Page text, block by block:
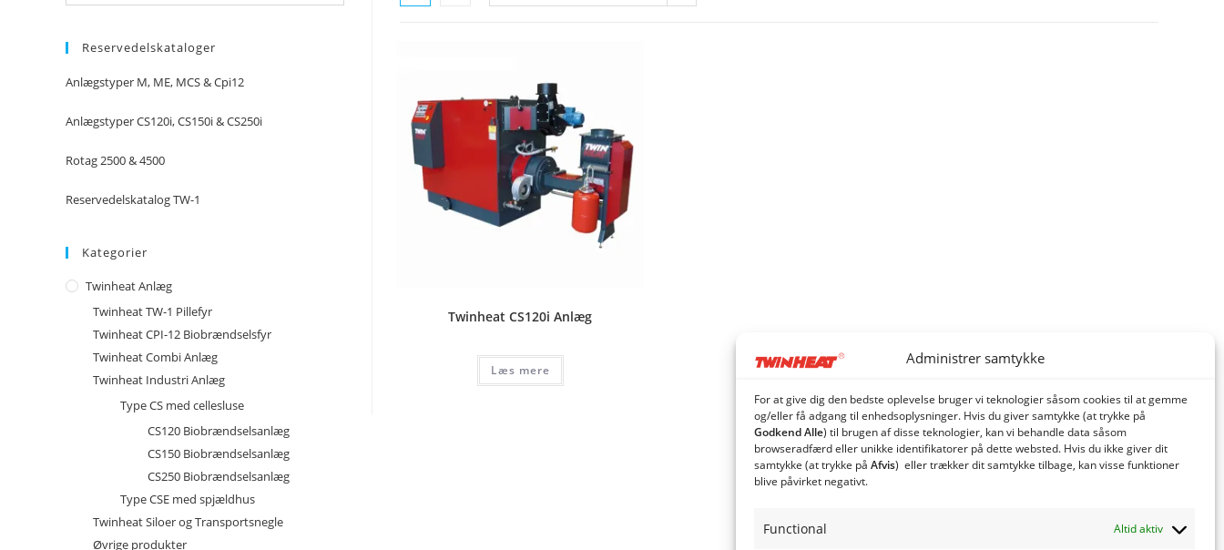
Administrer samtykke
For at give dig den bedste oplevelse bruger vi teknologier såsom cookies til at gemme
og/eller få adgang til enhedsoplysninger. Hvis du giver samtykke (at trykke på
Godkend Alle) til brugen af ​​disse teknologier, kan vi behandle data såsom
browseradfærd eller unikke identifikatorer på dette websted. Hvis du ikke giver dit
samtykke (at trykke på Afvis) eller trækker dit samtykke tilbage, kan visse funktioner
blive påvirket negativt.
Functional Altid aktiv
Twinheat CS120i Anlæg
Læs mere
Reservedelskataloger
Anlægstyper M, ME, MCS & Cpi12
Anlægstyper CS120i, CS150i & CS250i
Rotag 2500 & 4500
Reservedelskatalog TW-1
Kategorier
Twinheat Anlæg
Twinheat TW-1 Pillefyr
Twinheat CPI-12 Biobrændselsfyr
Twinheat Combi Anlæg
Twinheat Industri Anlæg
Type CS med cellesluse
CS120 Biobrændselsanlæg
CS150 Biobrændselsanlæg
CS250 Biobrændselsanlæg
Type CSE med spjældhus
Twinheat Siloer og Transportsnegle
Øvrige produkter